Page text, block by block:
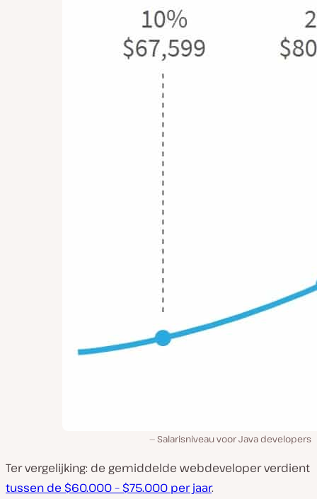
Salarisniveau voor Java developers
Ter vergelijking: de gemiddelde webdeveloper verdient
tussen de $60.000 – $75.000 per jaar.